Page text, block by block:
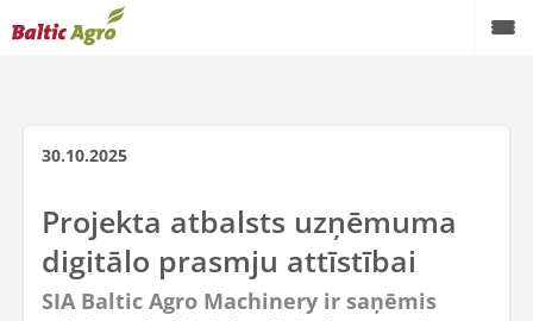
30.10.2025
Projekta atbalsts uzņēmuma
digitālo prasmju attīstībai
SIA Baltic Agro Machinery ir saņēmis